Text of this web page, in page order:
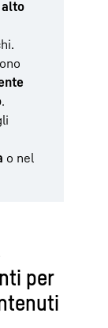
alto
.
o nel
per